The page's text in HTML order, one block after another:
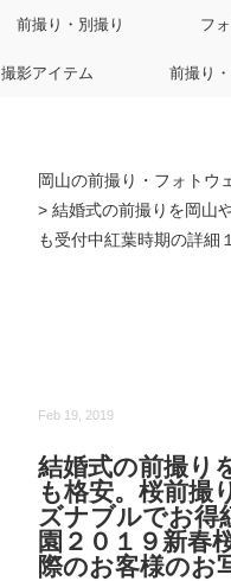
前撮り・別撮り フ
撮影アイテム 前撮り
岡山の前撮り・フォトウ
> 結婚式の前撮りを岡山
も受付中紅葉時期の詳細
Feb 19, 2019
結婚式の前撮り
も格安。桜前撮
ズナブルでお得
園２０１９新春
際のお客様のお